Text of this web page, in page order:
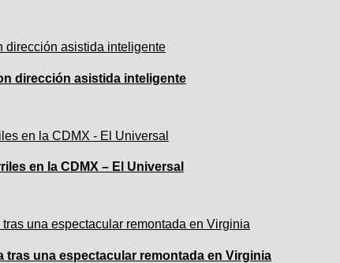
dirección asistida inteligente
en la CDMX – El Universal
tras una espectacular remontada en Virginia